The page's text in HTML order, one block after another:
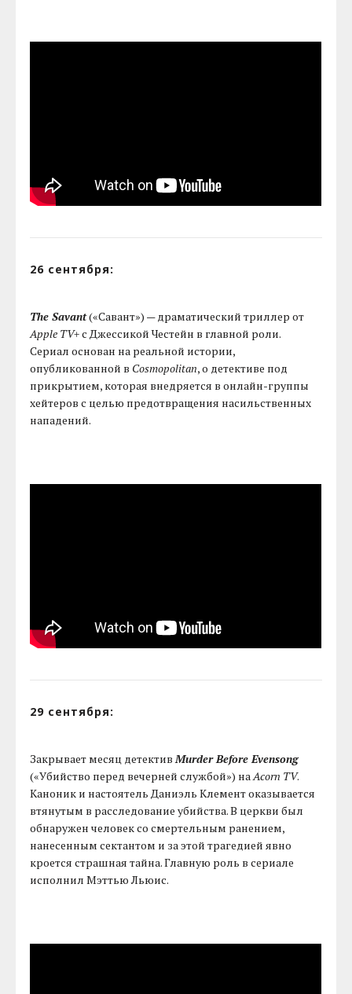
26 сентября:
The Savant(«Савант») — драматический триллер от
Apple TV+с Джессикой Честейн в главной роли.
Сериал основан на реальной истории,
опубликованной в Cosmopolitan, о детективе под
прикрытием, которая внедряется в онлайн-группы
хейтеров с целью предотвращения насильственных
нападений.
29 сентября:
Закрывает месяц детективMurder Before Evensong
(«Убийство перед вечерней службой») наAcorn TV.
Каноник и настоятель Даниэль Клемент оказывается
втянутым в расследование убийства. В церкви был
обнаружен человек со смертельным ранением,
нанесенным сектантом и за этой трагедией явно
кроется страшная тайна. Главную роль в сериале
исполнил Мэттью Льюис.